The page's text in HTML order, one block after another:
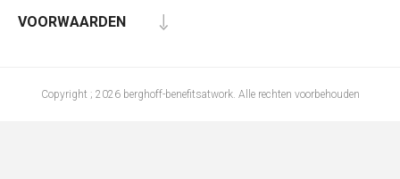
VOORWAARDEN
Copyright ; 2026 berghoff-benefitsatwork. Alle rechten voorbehouden